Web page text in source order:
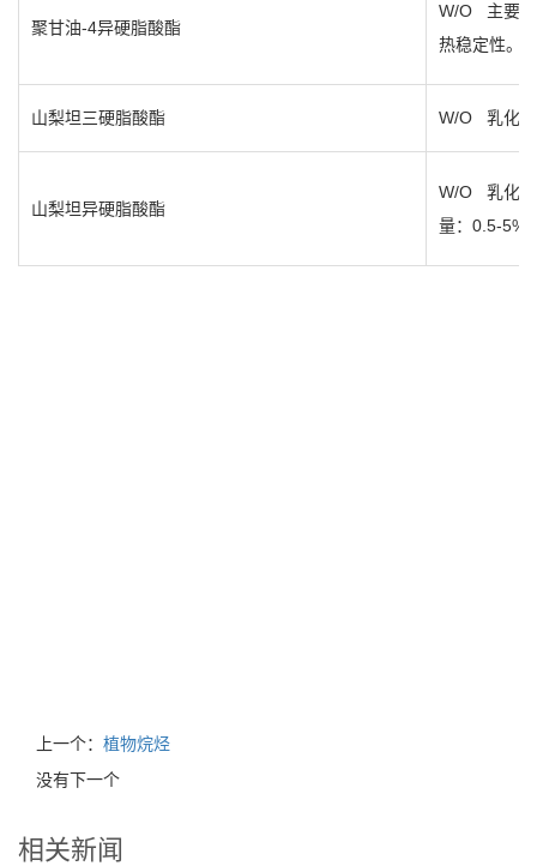
聚甘油-4异硬脂酸酯
W/O 主要
热稳定性。
山梨坦三硬脂酸酯 W/O 乳化
山梨坦异硬脂酸酯
W/O 乳化
量： 0.5-5%
上一个： 植物烷烃
没有下一个
相关新闻